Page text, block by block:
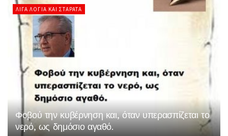
ΛΊΓΑ ΛΌΓΙΑ ΚΑΙ ΣΤΑΡΆΤΑ
Φοβού την κυβέρνηση και, όταν υπερασπίζεται το
νερό, ως δημόσιο αγαθό.